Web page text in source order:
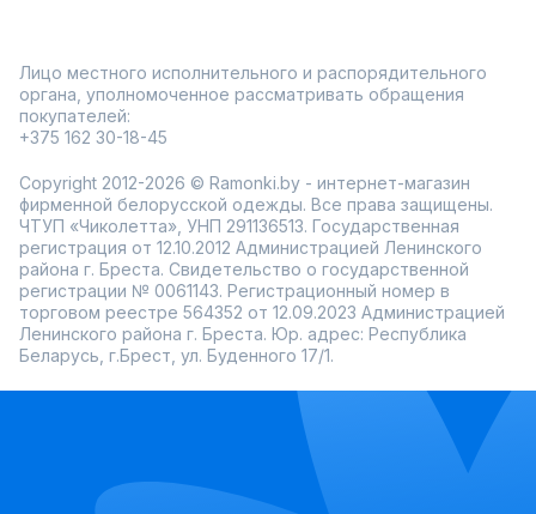
Лицо местного исполнительного и распорядительного
органа, уполномоченное рассматривать обращения
покупателей:
+375 162 30-18-45
Copyright 2012-2026 © Ramonki.by - интернет-магазин
фирменной белорусской одежды. Все права защищены.
ЧТУП «Чиколетта», УНП 291136513. Государственная
регистрация от 12.10.2012 Администрацией Ленинского
района г. Бреста. Свидетельство о государственной
регистрации № 0061143. Регистрационный номер в
торговом реестре 564352 от 12.09.2023 Администрацией
Ленинского района г. Бреста. Юр. адрес: Республика
Беларусь, г.Брест, ул. Буденного 17/1.